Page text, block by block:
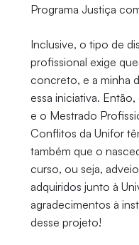
Programa Justiça
Inclusive, o tipo de
profissional exige
concreto, e a minha
essa iniciativa.
e o Mestrado
Conflitos da Unifor
também que o
curso, ou seja,
adquiridos junto à
agradecimentos à
desse projeto!